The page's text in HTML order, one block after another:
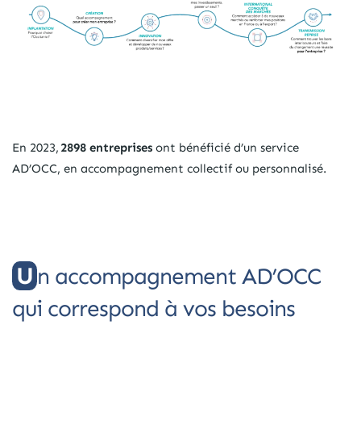
En 2023, 2898 entreprises ont bénéficié d’un service
AD’OCC, en accompagnement collectif ou personnalisé.
Un accompagnement AD’OCC
qui correspond à vos besoins